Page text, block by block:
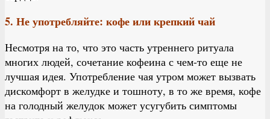
5. Не употребляйте: кофе или крепкий чай
Несмотря на то, что это часть утреннего ритуала
многих людей, сочетание кофеина с чем-то еще не
лучшая идея. Употребление чая утром может вызвать
дискомфорт в желудке и тошноту, в то же время, кофе
на голодный желудок может усугубить симптомы